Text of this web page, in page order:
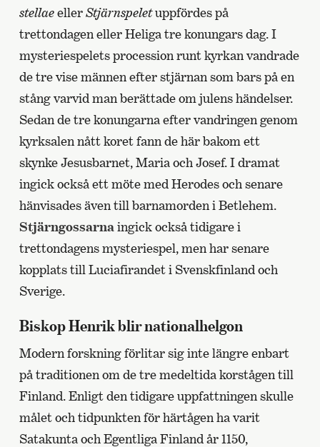
stellaeellerStjärnspeletuppfördes på
trettondagen eller Heliga tre konungars dag. I
mysteriespelets procession runt kyrkan vandrade
de tre vise männen efter stjärnan som bars på en
stång varvid man berättade om julens händelser.
Sedan de tre konungarna efter vandringen genom
kyrksalen nått koret fann de här bakom ett
skynke Jesusbarnet, Maria och Josef. I dramat
ingick också ett möte med Herodes och senare
hänvisades även till barnamorden i Betlehem.
Stjärngossarnaingick också tidigare i
trettondagens mysteriespel, men har senare
kopplats till Luciafirandet i Svenskfinland och
Sverige.
Biskop Henrik blir nationalhelgon
Modern forskning förlitar sig inte längre enbart
på traditionen om de tre medeltida korstågen till
Finland. Enligt den tidigare uppfattningen skulle
målet och tidpunkten för härtågen ha varit
Satakunta och Egentliga Finland år 1150,